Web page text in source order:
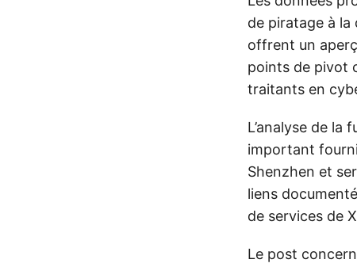
de piratage à la
offrent un
points de pivot
traitants en
L’analyse de la
important
Shenzhen et
liens
de services de
Le post